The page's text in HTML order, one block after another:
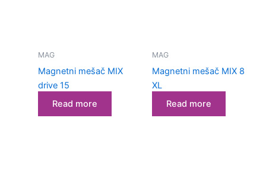
MAG
Magnetni mešač MIX
drive 15
Read more
MAG
Magnetni mešač MIX 8
XL
Read more